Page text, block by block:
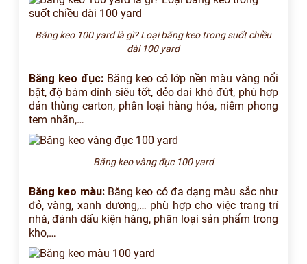
Băng keo 100 yard là gì? Loại băng keo trong suốt chiều
dài 100 yard
Băng keo đục: Băng keo có lớp nền màu vàng nổi
bật, độ bám dính siêu tốt, dẻo dai khó đứt, phù hợp
dán thùng carton, phân loại hàng hóa, niêm phong
tem nhãn,…
Băng keo vàng đục 100 yard
Băng keo màu: Băng keo có đa dạng màu sắc như
đỏ, vàng, xanh dương,… phù hợp cho việc trang trí
nhà, đánh dấu kiện hàng, phân loại sản phẩm trong
kho,…